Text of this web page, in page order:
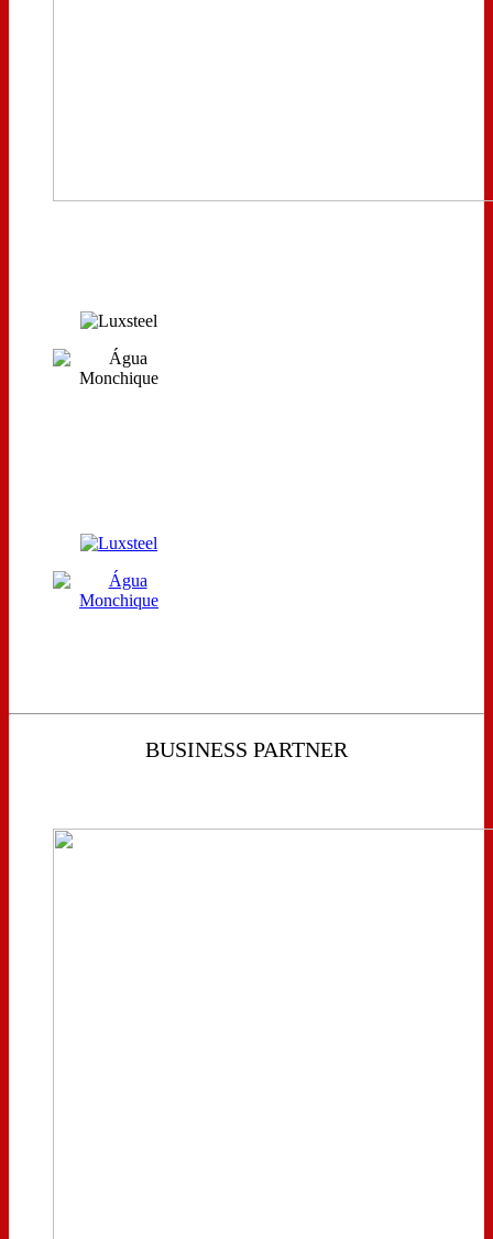
BUSINESS PARTNER